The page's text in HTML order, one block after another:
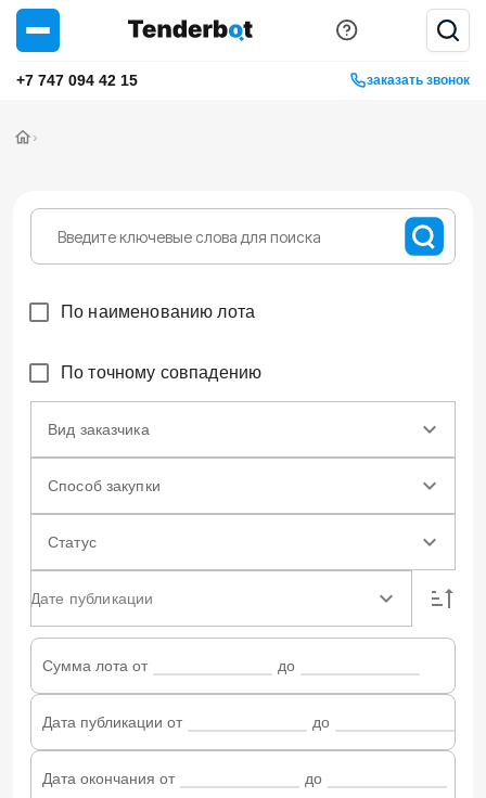
+7 747 094 42 15 заказать звонок
›
По наименованию лота
По точному совпадению
Вид заказчика
Способ закупки
Статус
Дате публикации
Сумма лота от до
Дата публикации от до
Дата окончания от до